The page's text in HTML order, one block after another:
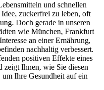
und schnellen
zuckerfrei zu leben, oft
Doch gerade in unseren
wie München, Frankfurt
an einer Ernährung,
nachhaltig verbessert.
positiven Effekte eines
zeigt Ihnen, wie Sie diesen
Ihre Gesundheit auf ein